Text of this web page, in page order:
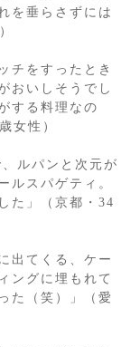
を垂らさずには
チをすったとき
おいしそうでし
する料理なの
女性）
ルパンと次元が
ルスパゲティ。
た」（京都・34
出てくる、ケー
ングに埋もれて
た（笑）」（愛